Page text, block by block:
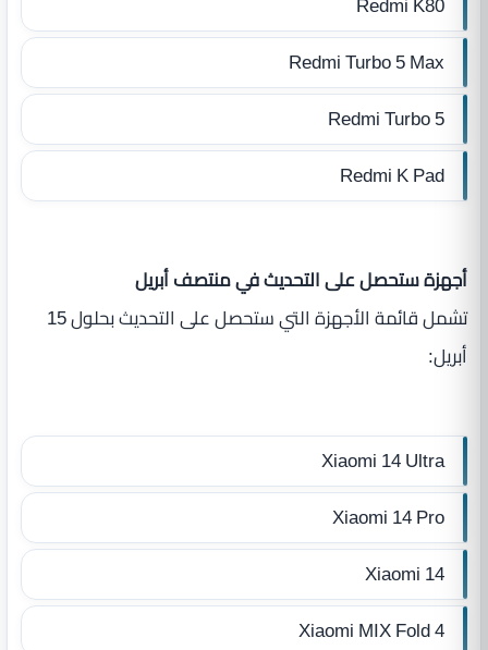
Redmi Turbo 5 Max
Redmi Turbo 5
Redmi K Pad
أجهزة ستحصل على التحديث في منتصف أبريل
تشمل قائمة الأجهزة التي ستحصل على التحديث بحلول 15
أبريل:
Xiaomi 14 Ultra
Xiaomi 14 Pro
Xiaomi 14
Xiaomi MIX Fold 4